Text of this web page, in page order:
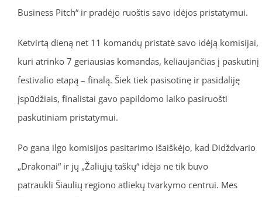
Business Pitch“ ir pradėjo ruoštis savo idėjos pristatymui.
Ketvirtą dieną net 11 komandų pristatė savo idėją komisijai,
kuri atrinko 7 geriausias komandas, keliaujančias į paskutinį
festivalio etapą – finalą. Šiek tiek pasisotinę ir pasidaliję
įspūdžiais, finalistai gavo papildomo laiko pasiruošti
paskutiniam pristatymui.
Po gana ilgo komisijos pasitarimo išaiškėjo, kad Didždvario
„Drakonai“ ir jų „Žaliųjų taškų“ idėja ne tik buvo
patraukli Šiaulių regiono atliekų tvarkymo centrui. Mes